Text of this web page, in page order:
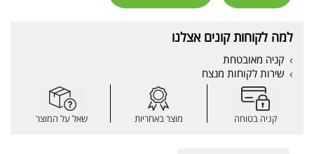
למה לקוחות קונים אצלנו
קניה מאובטחת
שירות לקוחות מנצח
קניה בטוחה מוצר באחריות שאל על המוצר